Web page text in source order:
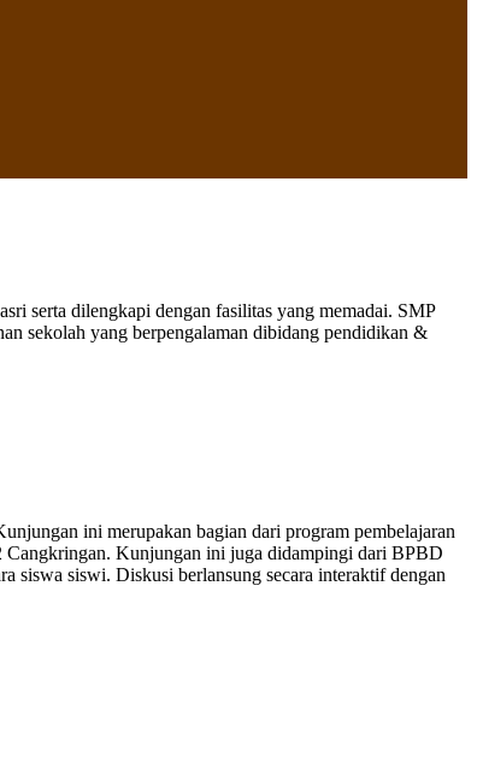
serta dilengkapi dengan fasilitas yang memadai. SMP
sekolah yang berpengalaman dibidang pendidikan &
ini merupakan bagian dari program pembelajaran
Cangkringan. Kunjungan ini juga didampingi dari BPBD
siswa siswi. Diskusi berlansung secara interaktif dengan